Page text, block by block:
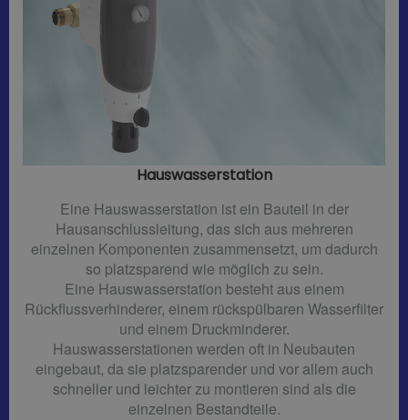
Hauswasserstation
Eine Hauswasserstation ist ein Bauteil in der
Hausanschlussleitung, das sich aus mehreren
einzelnen Komponenten zusammensetzt, um dadurch
so platzsparend wie möglich zu sein.
Eine Hauswasserstation besteht aus einem
Rückflussverhinderer, einem rückspülbaren Wasserfilter
und einem Druckminderer.
Hauswasserstationen werden oft in Neubauten
eingebaut, da sie platzsparender und vor allem auch
schneller und leichter zu montieren sind als die
einzelnen Bestandteile.